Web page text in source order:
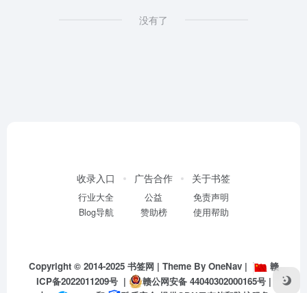
没有了
收录入口
行业大全
Blog导航
广告合作
公益
赞助榜
关于书签
免责声明
使用帮助
Copyright © 2014-2025 书签网 | Theme By OneNav|
赣
ICP备2022011209号| 赣公网安备 44040302000165号|